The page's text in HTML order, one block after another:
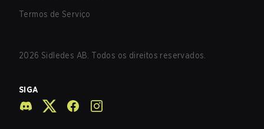
Termos de Serviço
2026 Sidledes AB. Todos os direitos reservados.
SIGA